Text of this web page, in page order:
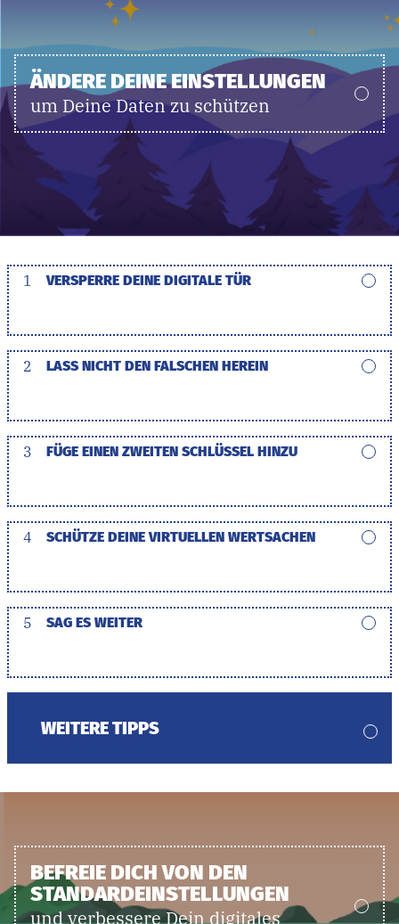
ÄNDERE DEINE EINSTELLUNGEN
um Deine Daten zu schützen
1 VERSPERRE DEINE DIGITALE TÜR
2 LASS NICHT DEN FALSCHEN HEREIN
3 FÜGE EINEN ZWEITEN SCHLÜSSEL HINZU
4 SCHÜTZE DEINE VIRTUELLEN WERTSACHEN
5 SAG ES WEITER
WEITERE TIPPS
BEFREIE DICH VON DEN
STANDARDEINSTELLUNGEN
und verbessere Dein digitales